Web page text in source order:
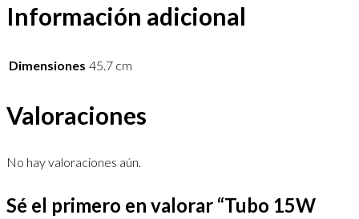
Información adicional
Dimensiones 45.7 cm
Valoraciones
No hay valoraciones aún.
Sé el primero en valorar “Tubo 15W